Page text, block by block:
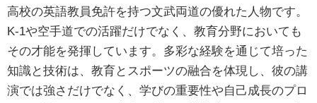
高校の英語教員免許を持つ文武両道の優れた人物です。
K-1や空手道での活躍だけでなく、教育分野においても
その才能を発揮しています。多彩な経験を通じて培った
知識と技術は、教育とスポーツの融合を体現し、彼の講
演では強さだけでなく、学びの重要性や自己成長のプロ